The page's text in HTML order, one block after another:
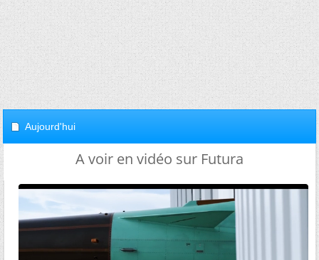
Aujourd'hui
A voir en vidéo sur Futura